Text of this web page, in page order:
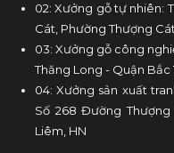
02: Xưởng gỗ tự nhiên:
Cát, Phường Thượng
03: Xưởng gỗ công
Thăng Long - Quận Bắc
04: Xưởng sản xuất
Số 268 Đường
Liêm, HN